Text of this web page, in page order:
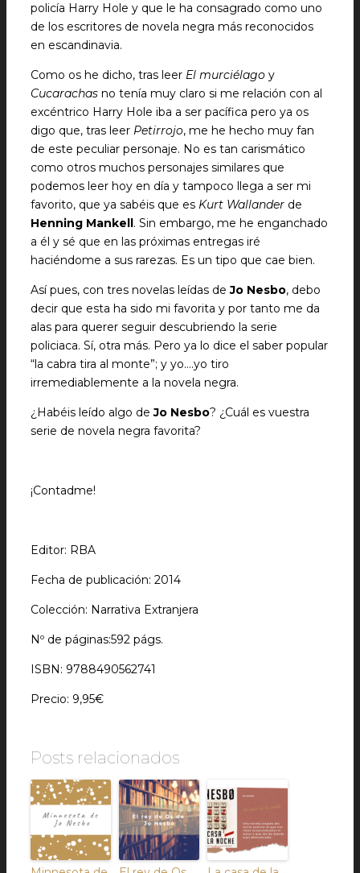
policía Harry Hole y que le ha consagrado como uno
de los escritores de novela negra más reconocidos
en escandinavia.
Como os he dicho, tras leer El murciélago y
Cucarachas no tenía muy claro si me relación con al
excéntrico Harry Hole iba a ser pacífica pero ya os
digo que, tras leer Petirrojo, me he hecho muy fan
de este peculiar personaje. No es tan carismático
como otros muchos personajes similares que
podemos leer hoy en día y tampoco llega a ser mi
favorito, que ya sabéis que es Kurt Wallander de
Henning Mankell. Sin embargo, me he enganchado
a él y sé que en las próximas entregas iré
haciéndome a sus rarezas. Es un tipo que cae bien.
Así pues, con tres novelas leídas deJo Nesbo, debo
decir que esta ha sido mi favorita y por tanto me da
alas para querer seguir descubriendo la serie
policiaca. Sí, otra más. Pero ya lo dice el saber popular
“la cabra tira al monte”; y yo….yo tiro
irremediablemente a la novela negra.
¿Habéis leído algo deJo Nesbo? ¿Cuál es vuestra
serie de novela negra favorita?
¡Contadme!
Editor: RBA
Fecha de publicación: 2014
Colección: Narrativa Extranjera
Nº de páginas:592 págs.
ISBN: 9788490562741
Precio: 9,95€
Posts relacionados